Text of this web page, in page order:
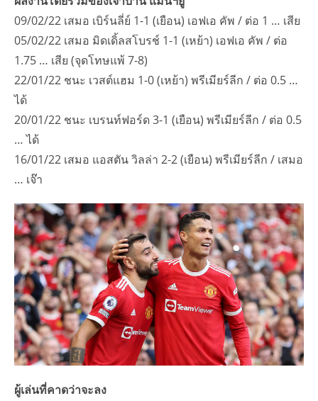
09/02/22 เสมอ เบิร์นลี่ย์ 1-1 (เยือน) เอฟเอ คัพ / ต่อ 1 … เสีย
05/02/22 เสมอ มิดเดิ้ลสโบรช์ 1-1 (เหย้า) เอฟเอ คัพ / ต่อ
1.75 … เสีย (จุดโทษแพ้ 7-8)
22/01/22 ชนะ เวสต์แฮม 1-0 (เหย้า) พรีเมียร์ลีก / ต่อ 0.5 …
ได้
20/01/22 ชนะ เบรนท์ฟอร์ด 3-1 (เยือน) พรีเมียร์ลีก / ต่อ 0.5
… ได้
16/01/22 เสมอ แอสตัน วิลล่า 2-2 (เยือน) พรีเมียร์ลีก / เสมอ
… เจ๊า
ผู้เล่นที่คาดว่าจะลง